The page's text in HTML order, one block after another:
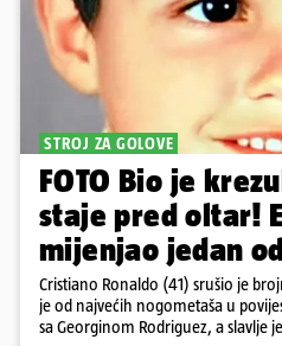
STROJ ZA GOLOVE
FOTO Bio je
staje pred oltar!
mijenjao jedan
Cristiano Ronaldo (41) srušio je
je od najvećih nogometaša u
sa Georginom Rodriguez, a slavlje